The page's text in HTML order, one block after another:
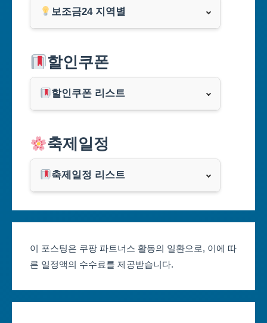
보조금24 지역별
부산광역시
대구광역시
인천광역시
광주광역시
대전광역시
할인쿠폰
할인쿠폰 리스트
쿠팡
클룩
축제일정
축제일정 리스트
대구축제 일정
인천축제 일정
이 포스팅은 쿠팡 파트너스 활동의 일환으로, 이에 따
른 일정액의 수수료를 제공받습니다.